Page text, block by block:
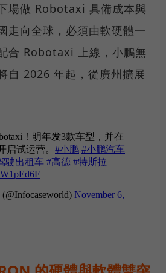
場做 Robotaxi 具備成本與
走向全球，必須由軟硬體一
合 Robotaxi 上線，小鵬無
自 2026 年起，從廣州擴展